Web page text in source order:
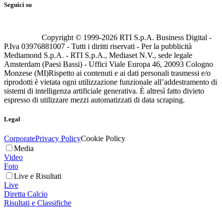
Seguici su
Copyright © 1999-2026 RTI S.p.A. Business Digital -
P.Iva 03976881007 - Tutti i diritti riservati - Per la pubblicità
Mediamond S.p.A. - RTI S.p.A., Mediaset N.V., sede legale
Amsterdam (Paesi Bassi) - Uffici Viale Europa 46, 20093 Cologno
Monzese (MI)Rispetto ai contenuti e ai dati personali trasmessi e/o
riprodotti è vietata ogni utilizzazione funzionale all’addestramento di
sistemi di intelligenza artificiale generativa. È altresì fatto divieto
espresso di utilizzare mezzi automatizzati di data scraping.
Legal
CorporatePrivacy PolicyCookie Policy
Media
Video
Foto
Live e Risultati
Live
Diretta Calcio
Risultati e Classifiche